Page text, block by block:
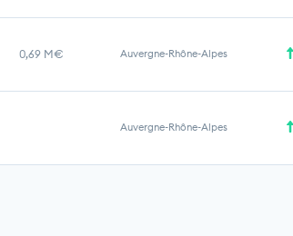
0,69 M€ Auvergne-Rhône-Alpes
Auvergne-Rhône-Alpes